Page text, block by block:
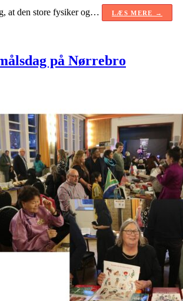
at den store fysiker og…
LÆS MERE →
på Nørrebro